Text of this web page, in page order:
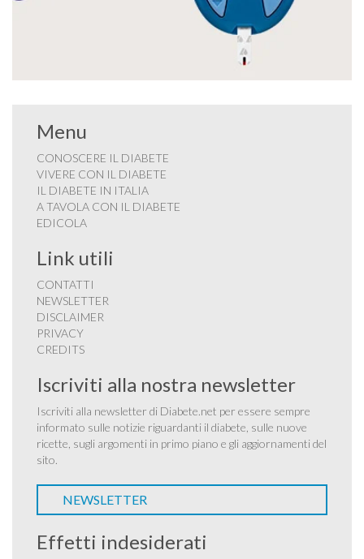
Menu
CONOSCERE IL DIABETE
VIVERE CON IL DIABETE
IL DIABETE IN ITALIA
A TAVOLA CON IL DIABETE
EDICOLA
Link utili
CONTATTI
NEWSLETTER
DISCLAIMER
PRIVACY
CREDITS
Iscriviti alla nostra newsletter
Iscriviti alla newsletter di Diabete.net per essere sempre
informato sulle notizie riguardanti il diabete, sulle nuove
ricette, sugli argomenti in primo piano e gli aggiornamenti del
sito.
NEWSLETTER
Effetti indesiderati